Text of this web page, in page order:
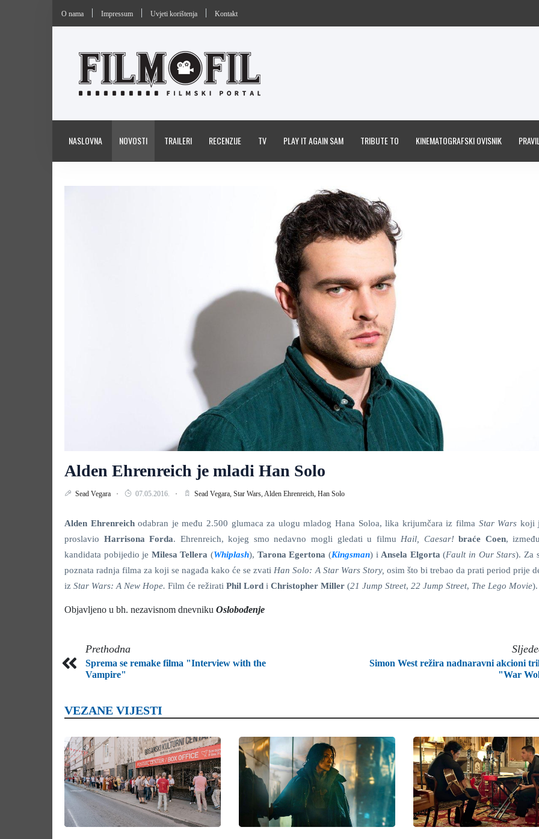
O nama Impressum Uvjeti korištenja Kontakt
NASLOVNA NOVOSTI TRAILERI RECENZIJE TV PLAY IT AGAIN SAM TRIBUTE TO KINEMATOGRAFSKI OVISNIK
Alden Ehrenreich je mladi Han Solo
Sead Vegara 07.05.2016. Sead Vegara, Star Wars,Alden Ehrenreich, Han Solo
Alden Ehrenreichodabran je među 2.500 glumaca za ulogu mladog Hana Soloa, lika krijumčara iz filma Star Wars koji
proslavio Harrisona Forda. Ehrenreich, kojeg smo nedavno mogli gledati u filmu Hail, Caesar! braće Coen,
kandidata pobijedio je Milesa Tellera (Whiplash), Tarona Egertona (Kingsman) i Ansela Elgorta (Fault in Our Stars). Za
poznata radnja filma za koji se nagađa kako će se zvati Han Solo: A Star Wars Story, osim što bi trebao da prati period prije
iz Star Wars: A New Hope. Film će režirati Phil Lord i Christopher Miller (21 Jump Street, 22 Jump Street, The Lego Movie).
Objavljeno u bh. nezavisnom dnevniku Oslobođenje
Prethodna
Sprema se remake filma "Interview with the
Vampire"
Simon West režira nadnaravni akcioni
"War
VEZANE VIJESTI